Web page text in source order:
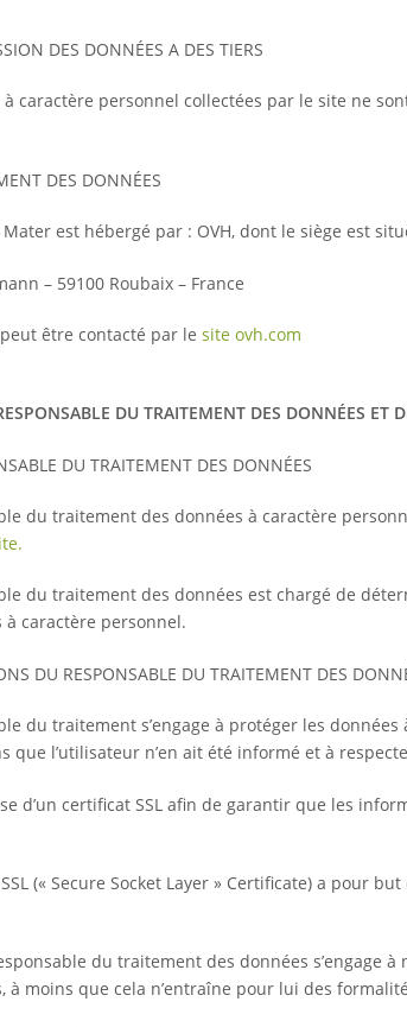
DES DONNÉES A DES TIERS
à caractère personnel collectées par le site ne
DES DONNÉES
est hébergé par : OVH, dont le siège est
– 59100 Roubaix – France
peut être contacté par lesite ovh.com
DU TRAITEMENT DES DONNÉES ET
DU TRAITEMENT DES DONNÉES
du traitement des données à caractère
du traitement des données est chargé de
à caractère personnel.
DU RESPONSABLE DU TRAITEMENT DES
du traitement s’engage à protéger les
que l’utilisateur n’en ait été informé et à
d’un certificat SSL afin de garantir que les
(« Secure Socket Layer » Certificate) a pour
du traitement des données s’engage
à moins que cela n’entraîne pour lui des